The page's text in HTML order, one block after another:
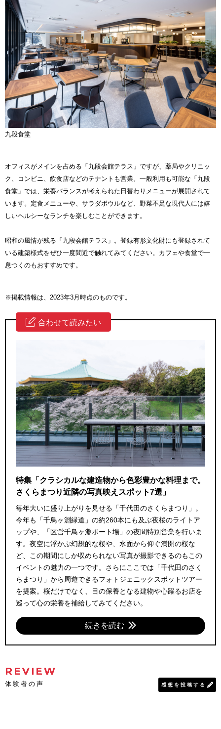
九段食堂
オフィスがメインを占める「九段会館テラス」ですが、薬局やクリニッ
ク、コンビニ、飲食店などのテナントも営業。一般利用も可能な「九段
食堂」では、栄養バランスが考えられた日替わりメニューが展開されて
います。定食メニューや、サラダボウルなど、野菜不足な現代人には嬉
しいヘルシーなランチを楽しむことができます。
昭和の風情が残る「九段会館テラス」。登録有形文化財にも登録されて
いる建築様式をぜひ一度間近で触れてみてください。カフェや食堂で一
息つくのもおすすめです。
※掲載情報は、2023年3月時点のものです。
合わせて読みたい
特集「クラシカルな建造物から色彩豊かな料理まで。
さくらまつり近隣の写真映えスポット7選」
毎年大いに盛り上がりを見せる「千代田のさくらまつり」。
今年も「千鳥ヶ淵緑道」の約260本にも及ぶ夜桜のライトア
ップや、「区営千鳥ヶ淵ボート場」の夜間特別営業を行いま
す。夜空に浮かぶ幻想的な桜や、水面から仰ぐ満開の桜な
ど、この期間にしか収められない写真が撮影できるのもこの
イベントの魅力の一つです。さらにここでは「千代田のさく
らまつり」から周遊できるフォトジェニックスポットツアー
を提案。桜だけでなく、目の保養となる建物や心躍るお店を
巡って心の栄養を補給してみてください。
続きを読む
REVIEW
体験者の声 感想を投稿する